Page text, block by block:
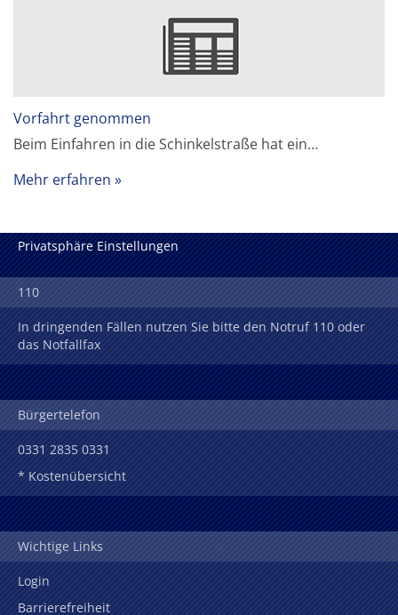
Vorfahrt genommen
Beim Einfahren in die Schinkelstraße hat ein…
Mehr erfahren
Privatsphäre Einstellungen
110
In dringenden Fällen nutzen Sie bitte den Notruf 110 oder
das Notfallfax
Bürgertelefon
0331 2835 0331
* Kostenübersicht
Wichtige Links
Login
Barrierefreiheit